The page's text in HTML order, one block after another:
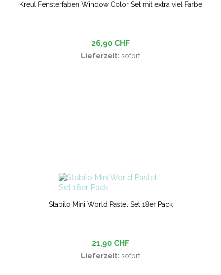
Kreul Fensterfaben Window Color Set mit extra viel Farbe
26,90 CHF
Lieferzeit: sofort
Stabilo Mini World Pastel Set 18er Pack
21,90 CHF
Lieferzeit: sofort